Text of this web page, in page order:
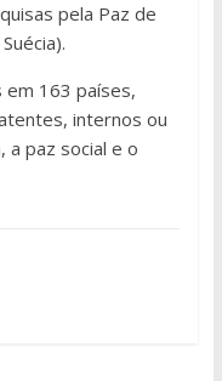
pela Paz de
em 163 países,
internos ou
a paz social e o